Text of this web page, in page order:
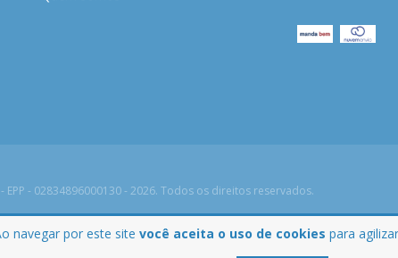
navegar por este site você aceita o uso de cookies para
- 02834896000130 - 2026. Todos os direitos reservados.